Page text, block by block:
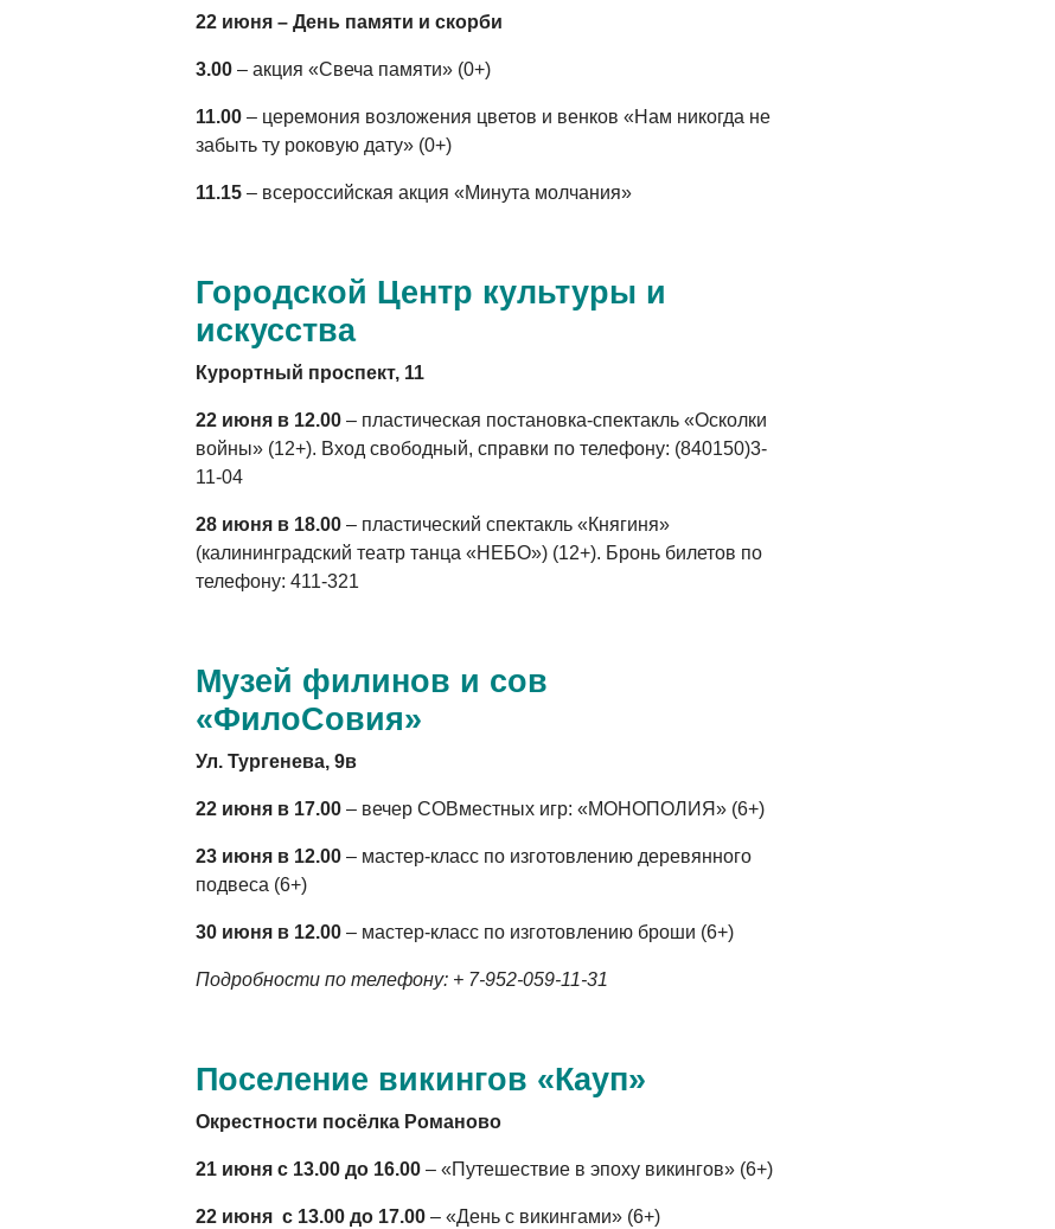
22 июня – День памяти и скорби
3.00– акция «Свеча памяти» (0+)
11.00– церемония возложения цветов и венков «Нам никогда не
забыть ту роковую дату» (0+)
11.15– всероссийская акция «Минута молчания»
Городской Центр культуры и
искусства
Курортный проспект, 11
22 июня в 12.00– пластическая постановка-спектакль «Осколки
войны» (12+). Вход свободный, справки по телефону: (840150)3-
11-04
28 июня в 18.00– пластический спектакль «Княгиня»
(калининградский театр танца «НЕБО») (12+). Бронь билетов по
телефону: 411-321
Музей филинов и сов
«ФилоСовия»
Ул. Тургенева, 9в
22 июня в 17.00 – вечер СОВместных игр: «МОНОПОЛИЯ» (6+)
23 июня в 12.00– мастер-класс по изготовлению деревянного
подвеса (6+)
30 июня в 12.00– мастер-класс по изготовлению броши (6+)
Подробности по телефону: + 7-952-059-11-31
Поселение викингов «Кауп»
Окрестности посёлка Романово
21 июня с 13.00 до 16.00– «Путешествие в эпоху викингов» (6+)
22 июня с 13.00 до 17.00– «День с викингами» (6+)